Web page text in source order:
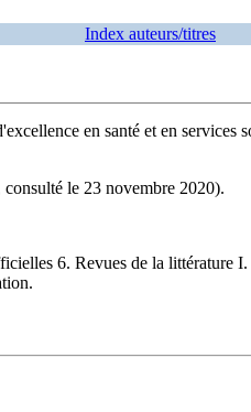
Index auteurs/titres
en santé et en services
le 23 novembre 2020).
6. Revues de la littérature